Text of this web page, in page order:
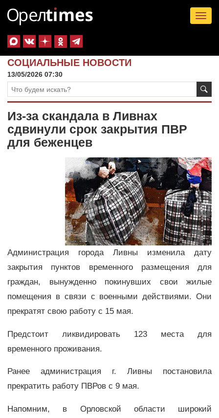
СОЦИАЛЬНЫЕ НОВОСТИ
13/05/2026 07:30
Из-за скандала в Ливнах
сдвинули срок закрытия ПВР
для беженцев
Администрация города Ливны изменила дату
закрытия пунктов временного размещения для
граждан, вынужденно покинувших свои жилые
помещения в связи с военными действиями. Они
прекратят свою работу с 15 мая.
Предстоит ликвидировать 123 места для
временного проживания.
Ранее администрация г. Ливны постановила
прекратить работу ПВРов с 9 мая.
Напомним, в Орловской области широкий